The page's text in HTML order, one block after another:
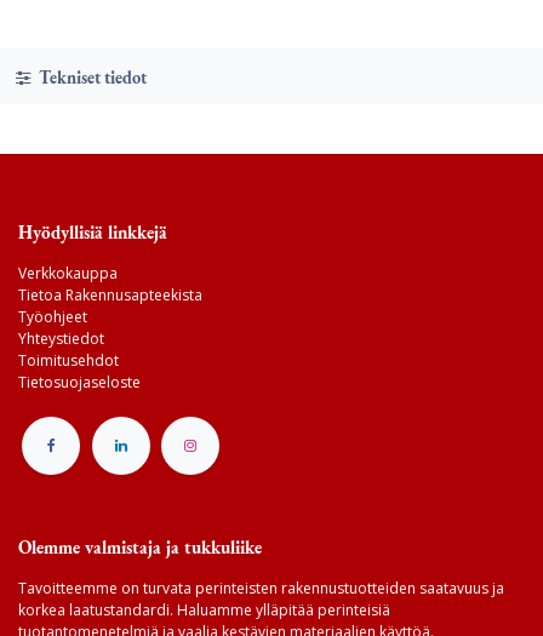
Tekniset tiedot
Hyödyllisiä linkkejä
Verkkokauppa
Tietoa Rakennusapteekista
Työohjeet
Yhteystiedot
Toimitusehdot
Tietosuojaseloste
Olemme valmistaja ja tukkuliike
Tavoitteemme on turvata perinteisten rakennustuotteiden saatavuus ja
korkea laatustandardi. Haluamme ylläpitää perinteisiä
tuotantomenetelmiä ja vaalia kestävien materiaalien käyttöä.